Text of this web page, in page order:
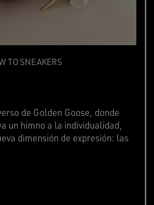
TO SNEAKERS
de Golden Goose, donde
un himno a la individualidad,
dimensión de expresión: las